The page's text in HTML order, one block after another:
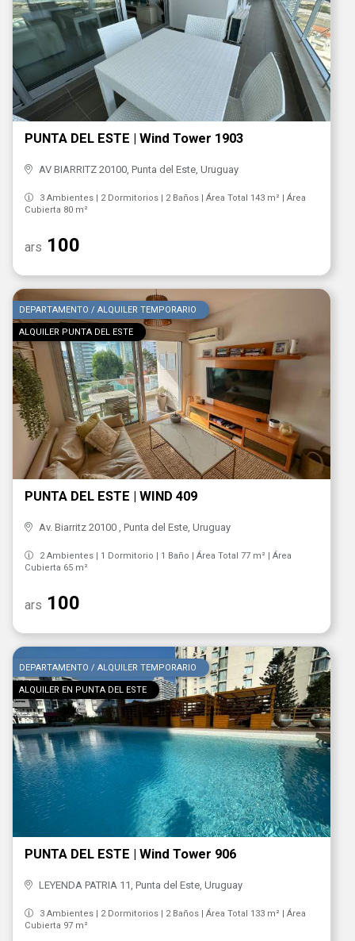
PUNTA DEL ESTE | Wind Tower 1903
AV BIARRITZ 20100, Punta del Este, Uruguay
3 Ambientes | 2 Dormitorios | 2 Baños | Área Total 143 m² | Área
Cubierta 80 m²
ars 100
DEPARTAMENTO / ALQUILER TEMPORARIO
ALQUILER PUNTA DEL ESTE
PUNTA DEL ESTE | WIND 409
Av. Biarritz 20100 , Punta del Este, Uruguay
2 Ambientes | 1 Dormitorio | 1 Baño | Área Total 77 m² | Área
Cubierta 65 m²
ars 100
DEPARTAMENTO / ALQUILER TEMPORARIO
ALQUILER EN PUNTA DEL ESTE
PUNTA DEL ESTE | Wind Tower 906
LEYENDA PATRIA 11, Punta del Este, Uruguay
3 Ambientes | 2 Dormitorios | 2 Baños | Área Total 133 m² | Área
Cubierta 97 m²